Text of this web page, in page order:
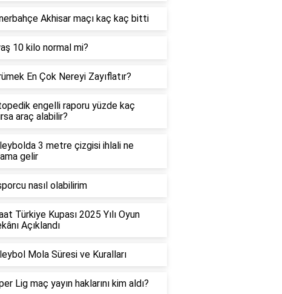
Akhisar maçı kaç kaç bitti
10 kilo normal mi?
En Çok Nereyi Zayıflatır?
engelli raporu yüzde kaç
araç alabilir?
3 metre çizgisi ihlali ne
gelir
nasıl olabilirim
Türkiye Kupası 2025 Yılı Oyun
Açıklandı
Mola Süresi ve Kuralları
Lig maç yayın haklarını kim aldı?